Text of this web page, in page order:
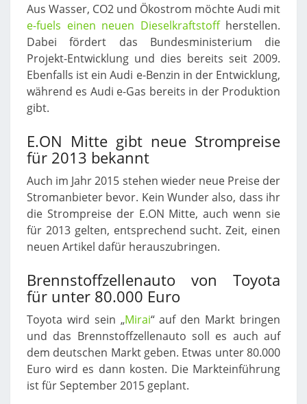
Aus Wasser, CO2 und Ökostrom möchte Audi mit
e-fuels einen neuen Dieselkraftstoffherstellen.
Dabei fördert das Bundesministerium die
Projekt-Entwicklung und dies bereits seit 2009.
Ebenfalls ist ein Audi e-Benzin in der Entwicklung,
während es Audi e-Gas bereits in der Produktion
gibt.
E.ON Mitte gibt neue Strompreise
für 2013 bekannt
Auch im Jahr 2015 stehen wieder neue Preise der
Stromanbieter bevor. Kein Wunder also, dass ihr
die Strompreise der E.ON Mitte, auch wenn sie
für 2013 gelten, entsprechend sucht. Zeit, einen
neuen Artikel dafür herauszubringen.
Brennstoffzellenauto von Toyota
für unter 80.000 Euro
Toyota wird sein „Mirai“ auf den Markt bringen
und das Brennstoffzellenauto soll es auch auf
dem deutschen Markt geben. Etwas unter 80.000
Euro wird es dann kosten. Die Markteinführung
ist für September 2015 geplant.